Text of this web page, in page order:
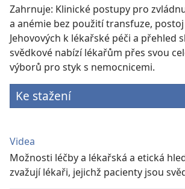
Zahrnuje: Klinické postupy pro
a anémie bez použití transfuze,
Jehovových k lékařské péči a přehled
svědkové nabízí lékařům přes svou
výborů pro styk s nemocnicemi.
Ke stažení
Videa
Možnosti léčby a lékařská a etická
zvažují lékaři, jejichž pacienty jsou